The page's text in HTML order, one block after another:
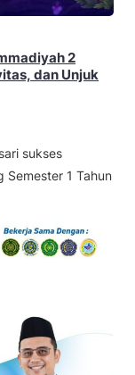
2
dan Unjuk
sukses
Semester 1 Tahun